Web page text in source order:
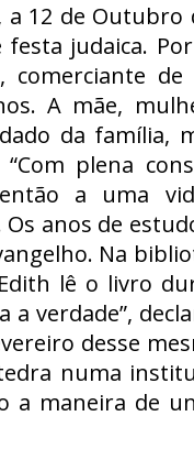
12 de Outubro
judaica.
de
A mãe,
da família,
plena
a uma
anos de
Na
lê o livro
verdade”,
desse
numa
a maneira de